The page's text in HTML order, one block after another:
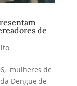
de
mulheres de
Dengue de